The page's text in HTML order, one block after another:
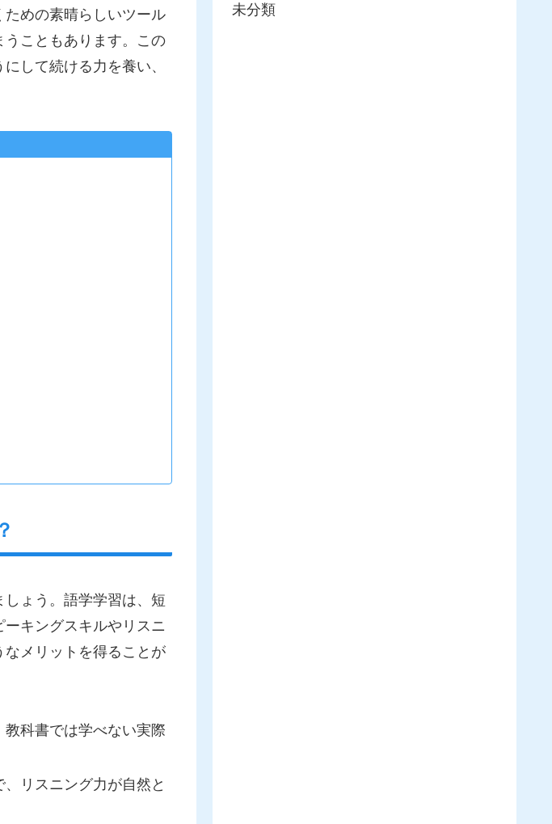
めの素晴らしいツール
こともあります。この
して続ける力を養い、
ょう。語学学習は、短
キングスキルやリスニ
メリットを得ることが
科書では学べない実際
リスニング力が自然と
未分類